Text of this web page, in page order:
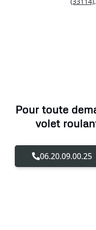
Pour toute
volet
06.20.09.00.25